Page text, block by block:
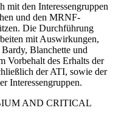
mit den Interessengruppen
und den MRNF-
Die Durchführung
mit Auswirkungen,
Blanchette und
Vorbehalt des Erhalts der
der ATI, sowie der
Interessengruppen.
AND CRITICAL